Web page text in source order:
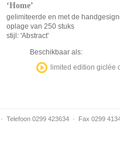
‘Home’
gelimiteerde en met de
oplage van 250 stuks
stijl: 'Abstract'
Beschikbaar als:
limited edition giclée
· Telefoon 0299 423634 · Fax 0299